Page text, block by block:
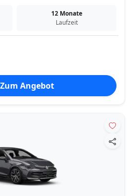
12 Monate
Laufzeit
Zum Angebot